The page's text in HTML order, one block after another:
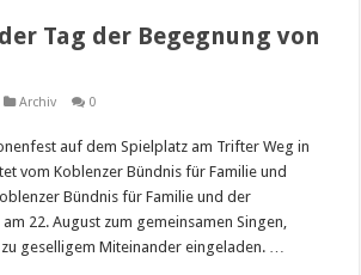
Tag der Begegnung von
Archiv 0
auf dem Spielplatz am Trifter Weg in
vom Koblenzer Bündnis für Familie und
Bündnis für Familie und der
22. August zum gemeinsamen Singen,
geselligem Miteinander eingeladen. …